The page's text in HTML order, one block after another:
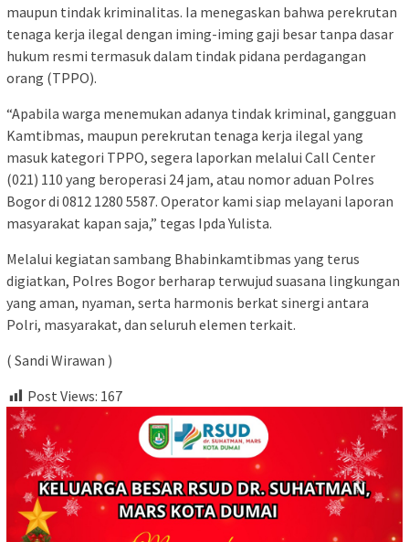
maupun tindak kriminalitas. Ia menegaskan bahwa perekrutan
tenaga kerja ilegal dengan iming-iming gaji besar tanpa dasar
hukum resmi termasuk dalam tindak pidana perdagangan
orang (TPPO).
“Apabila warga menemukan adanya tindak kriminal, gangguan
Kamtibmas, maupun perekrutan tenaga kerja ilegal yang
masuk kategori TPPO, segera laporkan melalui Call Center
(021) 110 yang beroperasi 24 jam, atau nomor aduan Polres
Bogor di 0812 1280 5587. Operator kami siap melayani laporan
masyarakat kapan saja,” tegas Ipda Yulista.
Melalui kegiatan sambang Bhabinkamtibmas yang terus
digiatkan, Polres Bogor berharap terwujud suasana lingkungan
yang aman, nyaman, serta harmonis berkat sinergi antara
Polri, masyarakat, dan seluruh elemen terkait.
( Sandi Wirawan )
Post Views: 167